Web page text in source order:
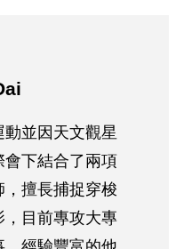
並因天文觀星
下結合了兩項
擅長捕捉穿梭
目前專攻大專